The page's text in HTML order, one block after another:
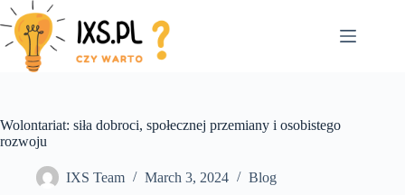
Skip
to
content
Wolontariat: siła dobroci, społecznej przemiany i osobistego
rozwoju
IXS Team March 3, 2024 Blog